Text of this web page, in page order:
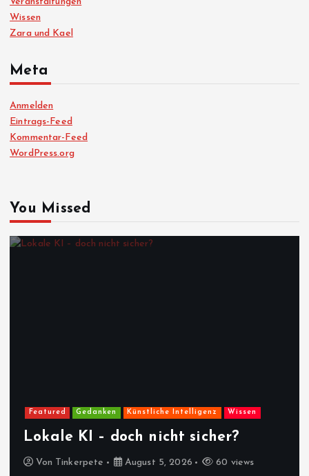
Wissen
Zara und Kael
Meta
Anmelden
Eintrags-Feed
Kommentar-Feed
WordPress.org
You Missed
Featured Gedanken Künstliche Intelligenz Wissen
Lokale KI – doch nicht sicher?
Von Tinkerpete August 5, 2026 60 views